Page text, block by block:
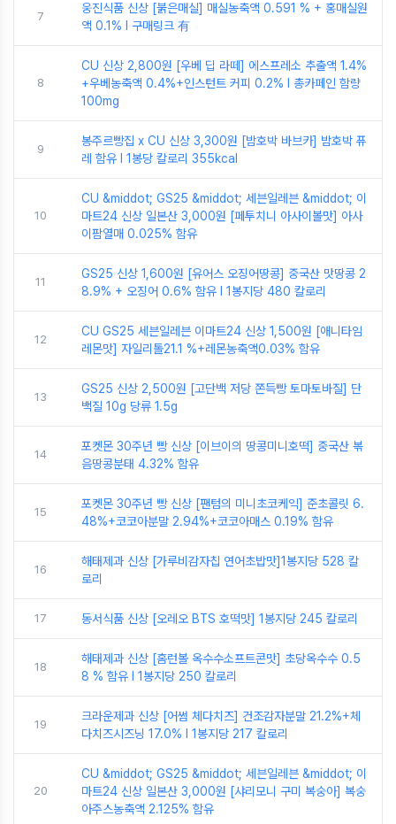
7
웅진식품 신상 [붉은매실] 매실농축액 0.591 % + 홍매실원
액 0.1% I 구매링크 有
8
CU 신상 2,800원 [우베 딥 라떼] 에스프레소 추출액 1.4%
+우베농축액 0.4%+인스턴트 커피 0.2% I 총카페인 함량
100mg
9
봉주르빵집 x CU 신상 3,300원 [밤호박 바브카] 밤호박 퓨
레 함유 I 1봉당 칼로리 355kcal
10
CU &middot; GS25 &middot; 세븐일레븐 &middot; 이
마트24 신상 일본산 3,000원 [페투치니 아사이볼맛] 아사
이팜열매 0.025% 함유
11
GS25 신상 1,600원 [유어스 오징어땅콩] 중국산 맛땅콩 2
8.9% + 오징어 0.6% 함유 I 1봉지당 480 칼로리
12
CU GS25 세븐일레븐 이마트24 신상 1,500원 [애니타임
레몬맛] 자일리톨21.1 %+레몬농축액0.03% 함유
13
GS25 신상 2,500원 [고단백 저당 쫀득빵 토마토바질] 단
백질 10g 당류 1.5g
14
포켓몬 30주년 빵 신상 [이브이의 땅콩미니호떡] 중국산 볶
음땅콩분태 4.32% 함유
15
포켓몬 30주년 빵 신상 [팬텀의 미니초코케익] 준초콜릿 6.
48%+코코아분말 2.94%+코코아매스 0.19% 함유
16
해태제과 신상 [가루비감자칩 연어초밥맛]1봉지당 528 칼
로리
17 동서식품 신상 [오레오 BTS 호떡맛] 1봉지당 245 칼로리
18
해태제과 신상 [홈런볼 옥수수소프트콘맛] 초당옥수수 0.5
8 % 함유 I 1봉지당 250 칼로리
19
크라운제과 신상 [어썸 체다치즈] 건조감자분말 21.2%+체
다치즈시즈닝 17.0% I 1봉지당 217 칼로리
20
CU &middot; GS25 &middot; 세븐일레븐 &middot; 이
마트24 신상 일본산 3,000원 [샤리모니 구미 복숭아] 복숭
아주스농축액 2.125% 함유